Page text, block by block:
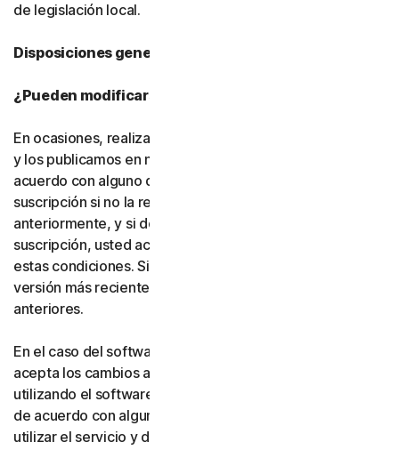
de legislación local.
Disposiciones generales
¿Pueden modificarse estas condiciones?
En ocasiones, realizamos cambios en estas condiciones
y los publicamos en nuestro sitio web. Si no está de
acuerdo con alguno de los cambios, puede no finalizar la
suscripción si no la renueva, según lo indicado
anteriormente, y si desinstala el software. Si renueva su
suscripción, usted acepta la versión más reciente de
estas condiciones. Si ha aceptado más de una versión, la
versión más reciente sustituirá a todas las versiones
anteriores.
En el caso del software y los servicios gratuitos, usted
acepta los cambios a estas condiciones al continuar
utilizando el software y los servicios gratuitos. Si no está
de acuerdo con alguno de los cambios, debe dejar de
utilizar el servicio y desinstalar el software gratuito.